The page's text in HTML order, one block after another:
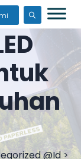
@id>